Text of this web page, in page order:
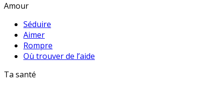
Amour
Séduire
Aimer
Rompre
Où trouver de l’aide
Ta santé